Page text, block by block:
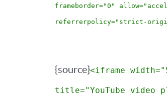
frameborder="0"
referrerpolicy="strict-
{source}<iframe
title="YouTube video